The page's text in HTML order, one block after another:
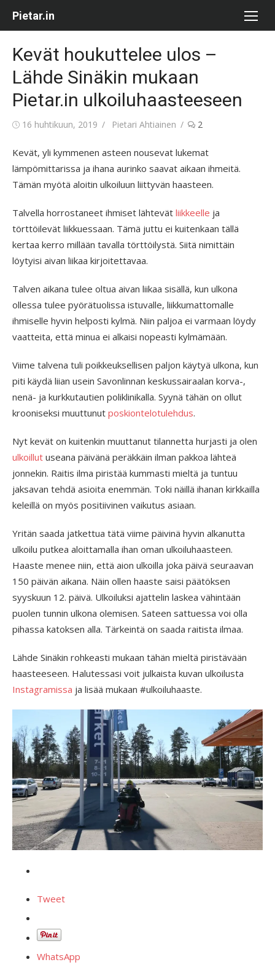
Pietar.in
Kevät houkuttelee ulos –
Lähde Sinäkin mukaan
Pietar.in ulkoiluhaasteeseen
Posted
16 huhtikuun, 2019 Author
Pietari Ahtiainen 2
Kevät, yli kymmenen asteen nousevat lukemat
lämpömittarissa ja ihana aurinko saavat aikaan ihmeitä.
Tämän myötä aloitin ulkoiluun liittyvän haasteen.
Talvella horrostaneet ihmiset lähtevät liikkeelle ja
törttöilevät liikkuessaan. Tämä juttu ei kuitenkaan tällä
kertaa kerro millään tavalla törttöilystä. Siitä nimittäin
löytyisi aivan liikaa kirjoitettavaa.
Talven aikana tulee oltua aivan liikaa sisällä, kun ulkona
ollessa tulee pyörätuolissa istuvalle, liikkumattomalle
ihmiselle hyvin helposti kylmä. Niin paljoa ei varmaan löydy
vaatteita, että minua ei alkaisi nopeasti kylmämään.
Viime talvena tuli poikkeuksellisen paljon käytyä ulkona, kun
piti käydä liian usein Savonlinnan keskussairaalan korva-,
nenä- ja kurkkutautien poliklinikalla. Syynä tähän on ollut
krooniseksi muuttunut poskiontelotulehdus.
Nyt kevät on kuitenkin muuttanut tilannetta hurjasti ja olen
ulkoillut useana päivänä peräkkäin ilman pakkoa lähteä
jonnekin. Raitis ilma piristää kummasti mieltä ja tuntuu
jaksavan tehdä asioita enemmän. Toki näillä ihanan kirkkailla
keleillä on myös positiivinen vaikutus asiaan.
Yritän saada jatkettua tätä viime päivinä hyvin alkanutta
ulkoilu putkea aloittamalla ihan oman ulkoiluhaasteen.
Haaste menee niin, että aion ulkoilla joka päivä seuraavan
150 päivän aikana. Näin ollen haaste saisi päätöksen
syyskuun 12. päivä. Ulkoiluksi ajattelin laskea vähintään
puolen tunnin ulkona olemisen. Sateen sattuessa voi olla
pihassa katoksen alla. Tärkeintä on saada raitista ilmaa.
Lähde Sinäkin rohkeasti mukaan tähän mieltä piristävään
haasteeseen. Halutessasi voit julkaista kuvan ulkoilusta
Instagramissa ja lisää mukaan #ulkoiluhaaste.
Tweet
WhatsApp